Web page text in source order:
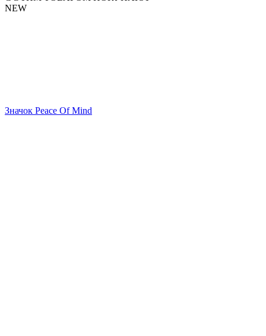
NEW
Значок Peace Of Mind